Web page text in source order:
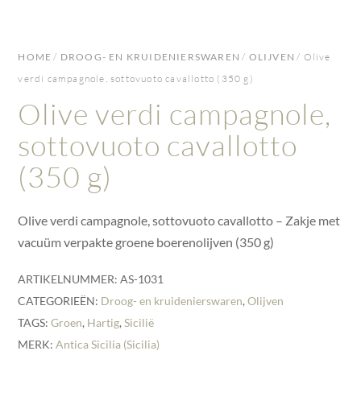
HOME / DROOG- EN KRUIDENIERSWAREN / OLIJVEN / Olive
verdi campagnole, sottovuoto cavallotto (350 g)
Olive verdi campagnole,
sottovuoto cavallotto
(350 g)
Olive verdi campagnole, sottovuoto cavallotto – Zakje met
vacuüm verpakte groene boerenolijven (350 g)
ARTIKELNUMMER:AS-1031
CATEGORIEËN: Droog- en kruidenierswaren,Olijven
TAGS:Groen, Hartig,Sicilië
MERK:Antica Sicilia (Sicilia)